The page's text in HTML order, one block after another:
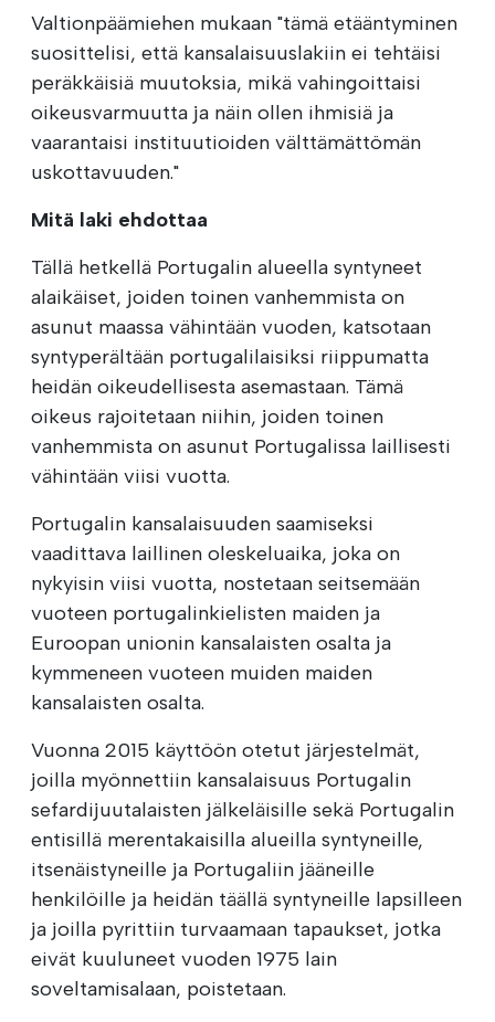
Valtionpäämiehen mukaan "tämä etääntyminen
suosittelisi, että kansalaisuuslakiin ei tehtäisi
peräkkäisiä muutoksia, mikä vahingoittaisi
oikeusvarmuutta ja näin ollen ihmisiä ja
vaarantaisi instituutioiden välttämättömän
uskottavuuden."
Mitä laki ehdottaa
Tällä hetkellä Portugalin alueella syntyneet
alaikäiset, joiden toinen vanhemmista on
asunut maassa vähintään vuoden, katsotaan
syntyperältään portugalilaisiksi riippumatta
heidän oikeudellisesta asemastaan. Tämä
oikeus rajoitetaan niihin, joiden toinen
vanhemmista on asunut Portugalissa laillisesti
vähintään viisi vuotta.
Portugalin kansalaisuuden saamiseksi
vaadittava laillinen oleskeluaika, joka on
nykyisin viisi vuotta, nostetaan seitsemään
vuoteen portugalinkielisten maiden ja
Euroopan unionin kansalaisten osalta ja
kymmeneen vuoteen muiden maiden
kansalaisten osalta.
Vuonna 2015 käyttöön otetut järjestelmät,
joilla myönnettiin kansalaisuus Portugalin
sefardijuutalaisten jälkeläisille sekä Portugalin
entisillä merentakaisilla alueilla syntyneille,
itsenäistyneille ja Portugaliin jääneille
henkilöille ja heidän täällä syntyneille lapsilleen
ja joilla pyrittiin turvaamaan tapaukset, jotka
eivät kuuluneet vuoden 1975 lain
soveltamisalaan, poistetaan.